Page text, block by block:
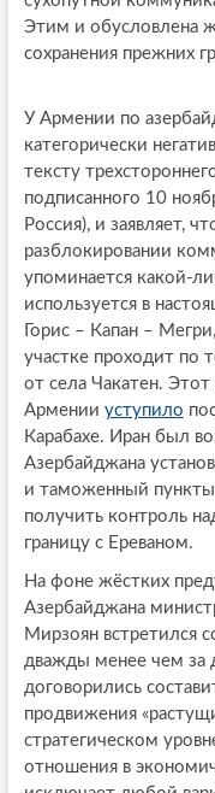
Этим и обусловлена
сохранения прежних
У Армении по
категорически
тексту
подписанного 10
Россия), и заявляет,
разблокировании
упоминается какой-
используется в
Горис – Капан –
участке проходит по
от села Чакатен. Этот
Армении уступило
Карабахе. Иран был
Азербайджана
и таможенный
получить контроль
границу с Ереваном.
На фоне жёстких
Азербайджана
Мирзоян встретился
дважды менее чем за
договорились
продвижения
стратегическом
отношения в